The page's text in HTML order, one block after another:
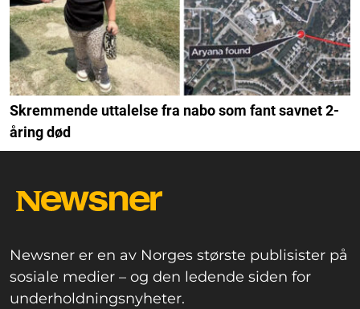
Skremmende uttalelse fra nabo som fant savnet 2-
åring død
Newsner er en av Norges største publisister på
sosiale medier – og den ledende siden for
underholdningsnyheter.